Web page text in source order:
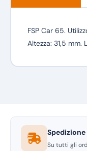
FSP Car 65.
Altezza: 31,5
Su tutti gli